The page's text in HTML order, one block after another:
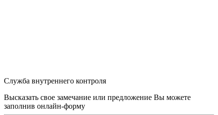
Служба внутреннего контроля
Высказать свое замечание или предложение Вы можете
заполнив онлайн-форму